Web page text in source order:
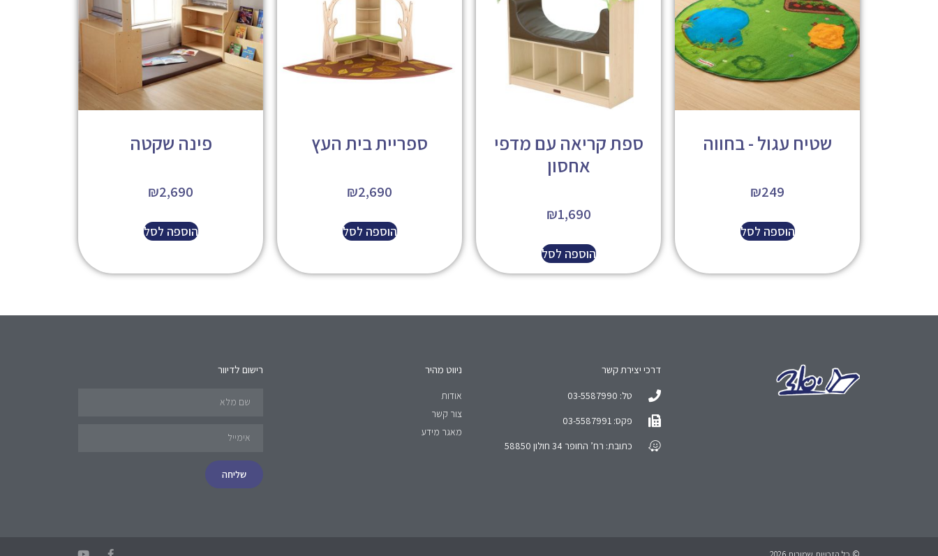
שטיח עגול - בחווה
₪249
הוספה לסל
ספת קריאה עם מדפי
אחסון
₪1,690
הוספה לסל
ספריית בית העץ
₪2,690
הוספה לסל
פינה שקטה
₪2,690
הוספה לסל
דרכי יצירת קשר
טל: 03-5587990
פקס: 03-5587991
כתובת: רח’ החופר 34 חולון 58850
ניווט מהיר
אודות
צור קשר
מאגר מידע
רישום לדיוור
שליחה